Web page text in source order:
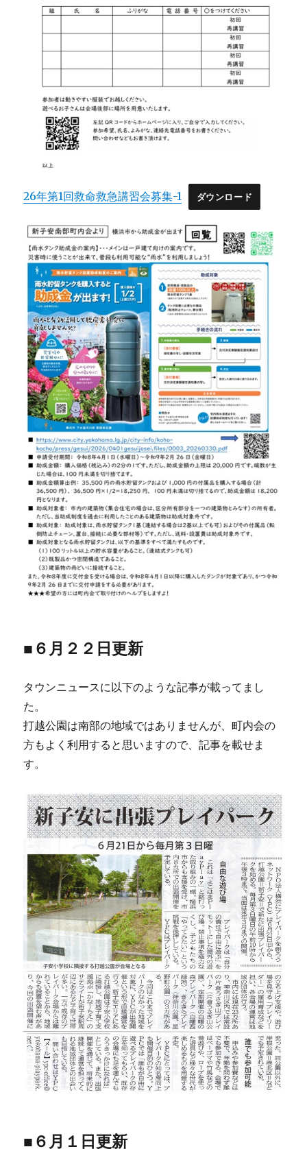
26年第1回救命救急講習会募集-1 ダウンロード
■６月２２日更新
タウンニュースに以下のような記事が載ってまし
た。
打越公園は南部の地域ではありませんが、町内会の
方もよく利用すると思いますので、記事を載せま
す。
■６月１日更新